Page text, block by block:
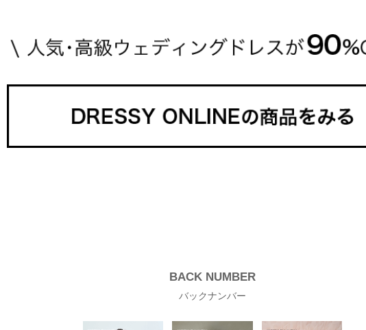
BACK NUMBER
バックナンバー